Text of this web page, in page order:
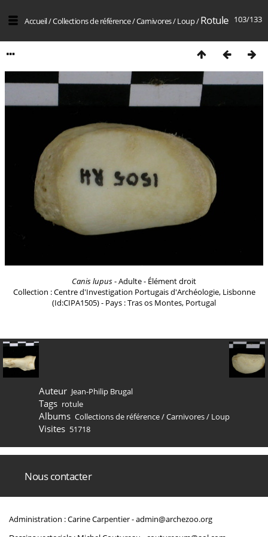
103/133
Accueil/Collections de référence/Carnivores/Loup/Rotule
Canis lupus- Adulte - Élément droit
Collection : Centre d'Investigation Portugais d'Archéologie, Lisbonne
(Id:CIPA1505) - Pays : Tras os Montes, Portugal
Auteur Jean-Philip Brugal
Tags rotule
Albums Collections de référence/Carnivores/ Loup
Visites 51718
Nous contacter
Administration : Carine Carpentier -admin@archezoo.org